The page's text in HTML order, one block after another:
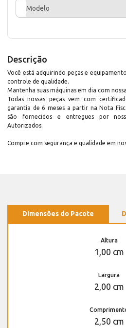
Modelo
Descrição
Você está adquirindo peças e
controle de qualidade.
Mantenha suas máquinas em dia com
Todas nossas peças vem com
garantia de 6 meses a partir na Nota
são fornecidos e entregues por
Autorizados.
Compre com segurança e qualidade em
Dimensões do Pacote
Altura
1,00 cm
Largura
2,00 cm
2,50 cm